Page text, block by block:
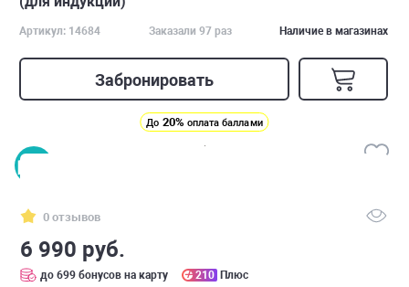
Артикул: 14684 Заказали 97 раз Наличие в магазинах
Забронировать
До 20% оплата баллами
0 отзывов
6 990 руб.
до 699 бонусов на карту 210 Плюс